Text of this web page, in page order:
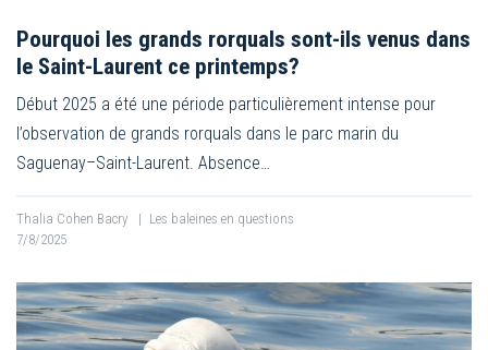
Pourquoi les grands rorquals sont-ils venus dans
le Saint-Laurent ce printemps?
Début 2025 a été une période particulièrement intense pour
l’observation de grands rorquals dans le parc marin du
Saguenay–Saint-Laurent. Absence…
Thalia Cohen Bacry | Les baleines en questions
7/8/2025